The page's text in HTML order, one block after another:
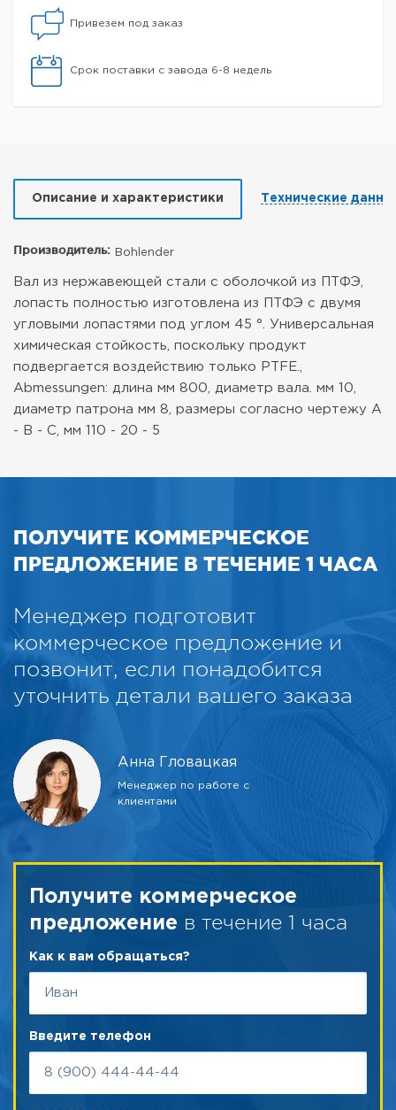
Привезем под заказ
Срок поставки с завода 6-8 недель
Описание и характеристики Технические
Производитель: Bohlender
Вал из нержавеющей стали с оболочкой из ПТФЭ,
лопасть полностью изготовлена из ПТФЭ с двумя
угловыми лопастями под углом 45 °. Универсальная
химическая стойкость, поскольку продукт
подвергается воздействию только PTFE.,
Abmessungen: длина мм 800, диаметр вала. мм 10,
диаметр патрона мм 8, размеры согласно чертежу A
- B - C, мм 110 - 20 - 5
ПОЛУЧИТЕ КОММЕРЧЕСКОЕ
ПРЕДЛОЖЕНИЕ В ТЕЧЕНИЕ 1 ЧАСА
Менеджер подготовит
коммерческое предложение и
позвонит, если понадобится
уточнить детали вашего заказа
Анна Гловацкая
Менеджер по работе с
клиентами
Получите коммерческое
предложение в течение 1 часа
Как к вам обращаться?
Введите телефон